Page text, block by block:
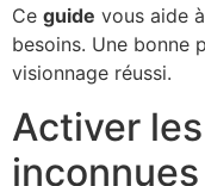
Ce guide vous aide
besoins. Une bonne
visionnage réussi.
Activer